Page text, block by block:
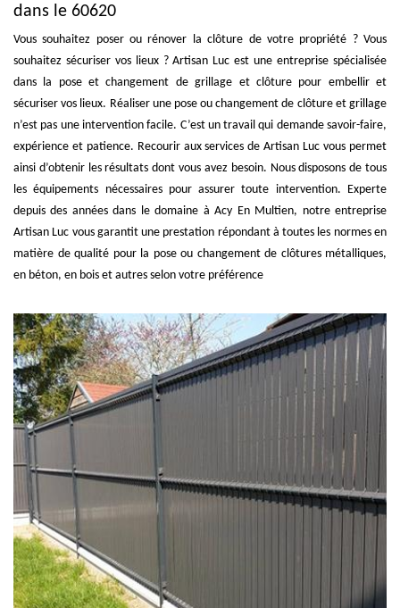
dans le 60620
Vous souhaitez poser ou rénover la clôture de votre propriété ? Vous
souhaitez sécuriser vos lieux ? Artisan Luc est une entreprise spécialisée
dans la pose et changement de grillage et clôture pour embellir et
sécuriser vos lieux. Réaliser une pose ou changement de clôture et grillage
n’est pas une intervention facile. C’est un travail qui demande savoir-faire,
expérience et patience. Recourir aux services de Artisan Luc vous permet
ainsi d’obtenir les résultats dont vous avez besoin. Nous disposons de tous
les équipements nécessaires pour assurer toute intervention. Experte
depuis des années dans le domaine à Acy En Multien, notre entreprise
Artisan Luc vous garantit une prestation répondant à toutes les normes en
matière de qualité pour la pose ou changement de clôtures métalliques,
en béton, en bois et autres selon votre préférence